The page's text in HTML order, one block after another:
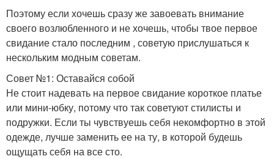
Поэтому если хочешь сразу же завоевать внимание
своего возлюбленного и не хочешь, чтобы твое первое
свидание стало последним , советую прислушаться к
нескольким модным советам.
Совет №1: Оставайся собой
Не стоит надевать на первое свидание короткое платье
или мини-юбку, потому что так советуют стилисты и
подружки. Если ты чувствуешь себя некомфортно в этой
одежде, лучше заменить ее на ту, в которой будешь
ощущать себя на все сто.